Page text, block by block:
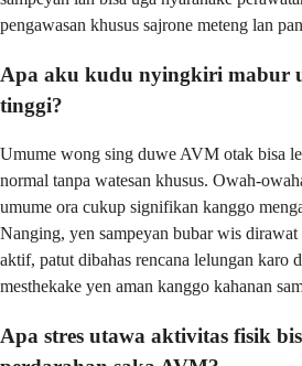
pengawasan khusus sajrone meteng lan
Apa aku kudu nyingkiri mabur
tinggi?
Umume wong sing duwe AVM otak bisa
normal tanpa watesan khusus. Owah-
umume ora cukup signifikan kanggo
Nanging, yen sampeyan bubar wis
aktif, patut dibahas rencana lelungan karo
mesthekake yen aman kanggo kahanan
Apa stres utawa aktivitas fisik